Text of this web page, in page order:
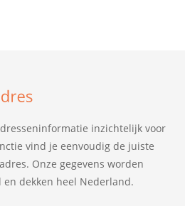
inzichtelijk voor
vind je eenvoudig de juiste
Onze gegevens worden
dekken heel Nederland.